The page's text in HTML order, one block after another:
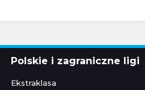
Polskie i zagraniczne ligi
Ekstraklasa